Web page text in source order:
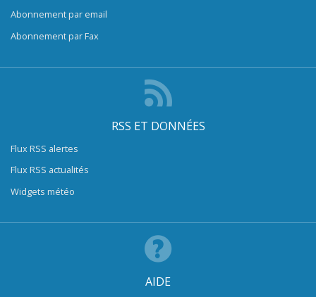
Abonnement par email
Abonnement par Fax
RSS ET DONNÉES
Flux RSS alertes
Flux RSS actualités
Widgets météo
AIDE